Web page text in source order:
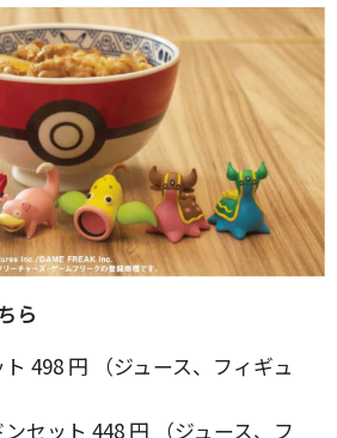
ら
498 円 （ジュース、フィギュ
セット 448 円 （ジュース、フ